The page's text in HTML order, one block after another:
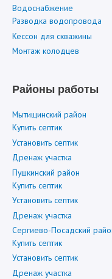
Водоснабжение
Разводка водопровода
Кессон для скважины
Монтаж колодцев
Районы работы
Мытищинский район
Купить септик
Установить септик
Дренаж участка
Пушкинский район
Купить септик
Установить септик
Дренаж участка
Сергиево-Посадский
Купить септик
Установить септик
Дренаж участка